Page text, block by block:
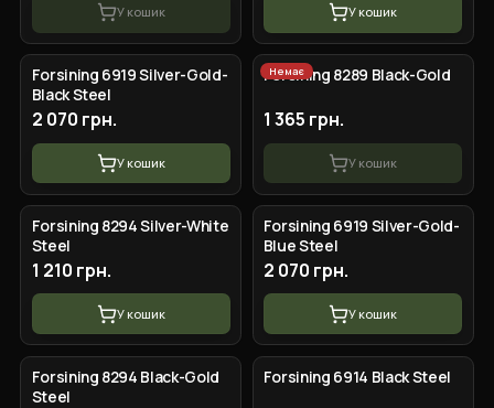
У кошик У кошик
Forsining 6919 Silver-Gold-
Black Steel
2 070 грн.
У кошик
Немає
Forsining 8289 Black-Gold
1 365 грн.
У кошик
Forsining 8294 Silver-White
Steel
1 210 грн.
У кошик
Forsining 6919 Silver-Gold-
Blue Steel
2 070 грн.
У кошик
Forsining 8294 Black-Gold
Steel
Forsining 6914 Black Steel